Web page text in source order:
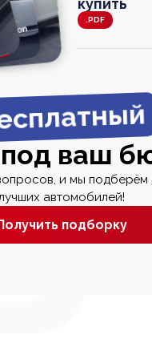
000
купить
.PDF
ваш
и мы подберём
автомобилей!
подборку